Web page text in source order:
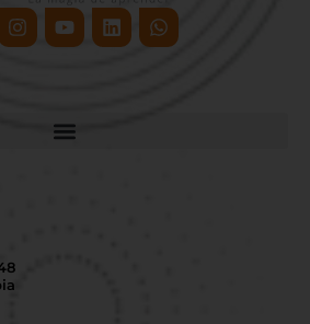
Instagram
YoutubeLinkedinWhatsapp